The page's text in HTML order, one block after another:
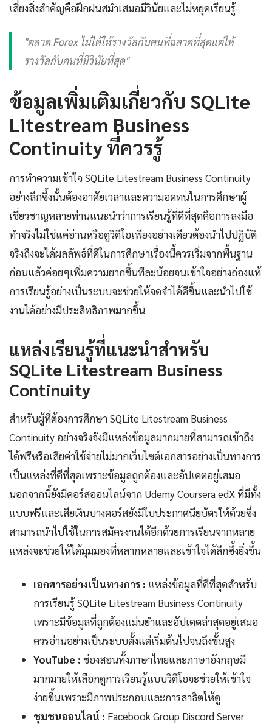
เสี่ยงสิ่งสำคัญคือฝึกฝนสม่ำเสมอมีวินัยและไม่หยุดเรียนรู้
"ตลาด Forex ไม่ได้ให้รางวัลกับคนที่ฉลาดที่สุดแต่ให้
รางวัลกับคนที่มีวินัยที่สุด"
ข้อมูลเพิ่มเติมเกี่ยวกับ SQLite
Litestream Business
Continuity ที่ควรรู้
การทำความเข้าใจ SQLite Litestream Business Continuity
อย่างลึกซึ้งนั้นต้องอาศัยเวลาและความอดทนในการศึกษาผู้
เชี่ยวชาญหลายท่านแนะนำว่าการเรียนรู้ที่ดีที่สุดคือการลงมือ
ทำจริงไม่ใช่แค่อ่านหรือดูวิดีโอเพียงอย่างเดียวต้องนำไปปฏิบัติ
จริงถึงจะได้ผลลัพธ์ที่ดีในการศึกษาเรื่องนี้ควรเริ่มจากพื้นฐาน
ก่อนแล้วค่อยๆเพิ่มความยากขึ้นทีละน้อยจนเข้าใจอย่างถ่องแท้
การเรียนรู้อย่างเป็นระบบจะช่วยให้จดจำได้ดีขึ้นและนำไปใช้
งานได้อย่างมีประสิทธิภาพมากขึ้น
แหล่งเรียนรู้ที่แนะนำสำหรับ
SQLite Litestream Business
Continuity
สำหรับผู้ที่ต้องการศึกษา SQLite Litestream Business
Continuity อย่างจริงจังมีแหล่งข้อมูลมากมายที่สามารถเข้าถึง
ได้ฟรีหรือเสียค่าใช้จ่ายไม่มากเว็บไซต์เอกสารอย่างเป็นทางการ
เป็นแหล่งที่ดีที่สุดเพราะข้อมูลถูกต้องและอัปเดตอยู่เสมอ
นอกจากนี้ยังมีคอร์สออนไลน์จาก Udemy Coursera edX ที่มีทั้ง
แบบฟรีและเสียเงินบางคอร์สยังมีใบประกาศนียบัตรให้ด้วยซึ่ง
สามารถนำไปใช้ในการสมัครงานได้อีกด้วยการเรียนจากหลาย
แหล่งจะช่วยให้ได้มุมมองที่หลากหลายและเข้าใจได้ลึกซึ้งยิ่งขึ้น
เอกสารอย่างเป็นทางการ : แหล่งข้อมูลที่ดีที่สุดสำหรับ
การเรียนรู้ SQLite Litestream Business Continuity
เพราะมีข้อมูลที่ถูกต้องแม่นยำและอัปเดตล่าสุดอยู่เสมอ
ควรอ่านอย่างเป็นระบบตั้งแต่เริ่มต้นไปจนถึงขั้นสูง
YouTube : ช่องสอนทั้งภาษาไทยและภาษาอังกฤษมี
มากมายให้เลือกดูการเรียนรู้แบบวิดีโอจะช่วยให้เข้าใจ
ง่ายขึ้นเพราะมีภาพประกอบและการสาธิตให้ดู
ชุมชนออนไลน์ : Facebook Group Discord Server